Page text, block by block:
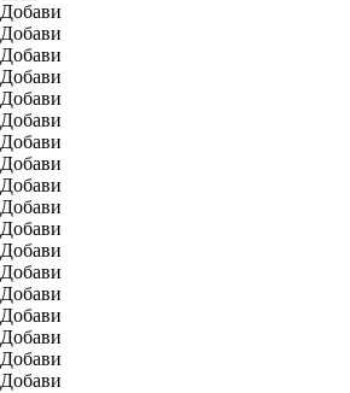
Добави
Добави
Добави
Добави
Добави
Добави
Добави
Добави
Добави
Добави
Добави
Добави
Добави
Добави
Добави
Добави
Добави
Добави